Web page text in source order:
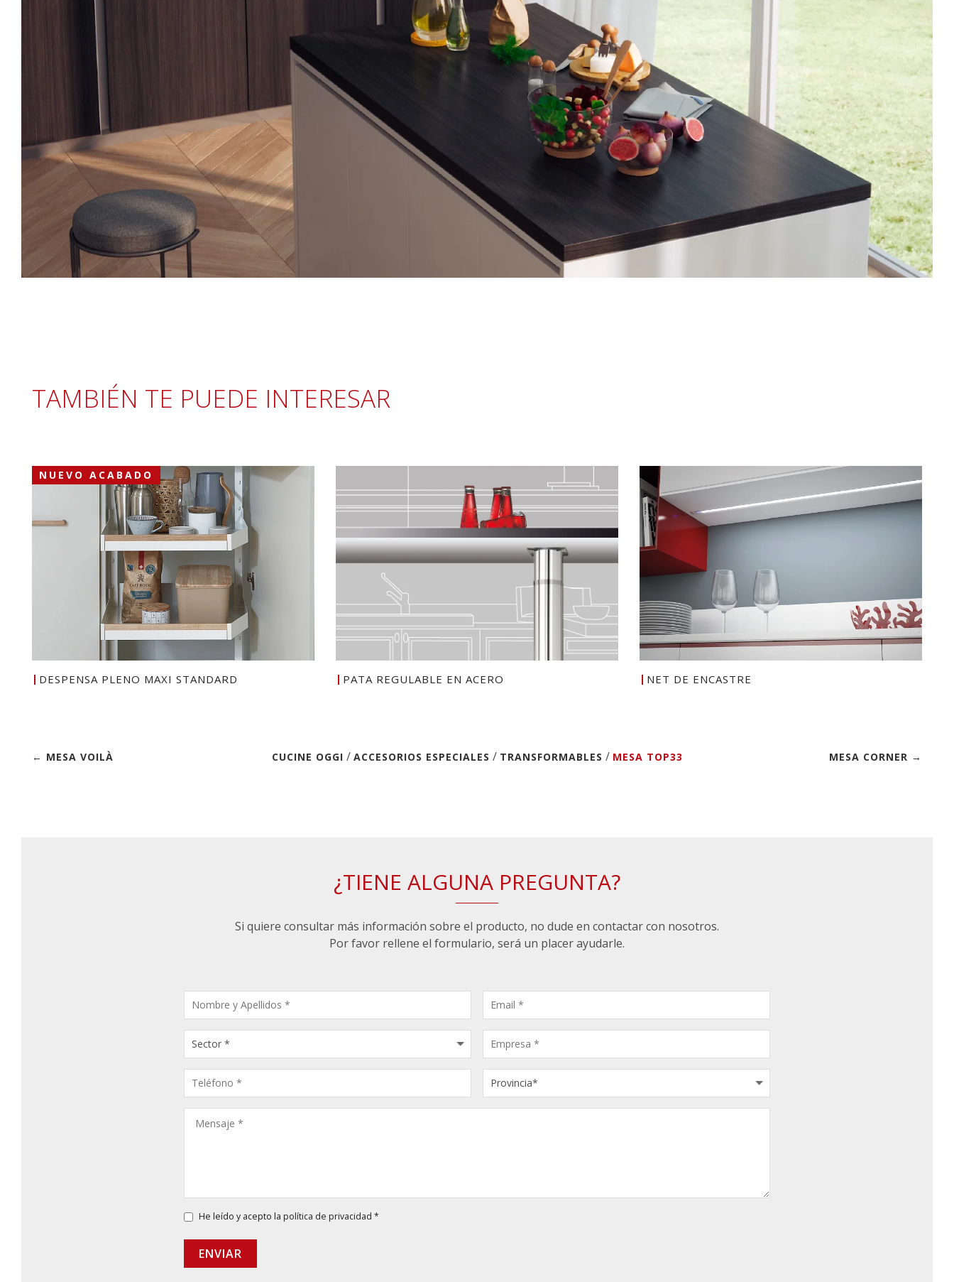
TAMBIÉN TE PUEDE INTERESAR
NUEVO ACABADO
DESPENSA PLENO MAXI STANDARD PATA REGULABLE EN ACERO NET DE ENCASTRE
← MESA VOILÀ CUCINE OGGI / ACCESORIOS ESPECIALES / TRANSFORMABLES / MESA TOP33 MESA CORNER →
¿TIENE ALGUNA PREGUNTA?
Si quiere consultar más información sobre el producto, no dude en contactar con nosotros.
Por favor rellene el formulario, será un placer ayudarle.
CONSULTA
PRODUCTOS
He leído y acepto la política de privacidad *
ENVIAR